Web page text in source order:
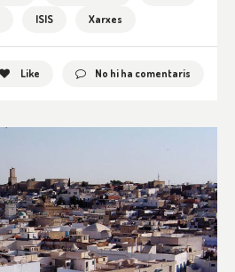
ISIS Xarxes
Like No hi ha comentaris